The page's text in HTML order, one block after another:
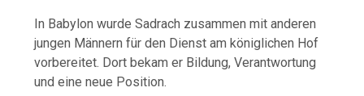
In Babylon wurde Sadrach zusammen mit anderen
jungen Männern für den Dienst am königlichen Hof
vorbereitet. Dort bekam er Bildung, Verantwortung
und eine neue Position.